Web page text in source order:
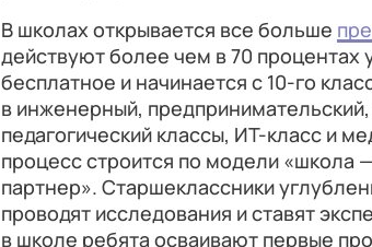
В школах открывается все больше
действуют более чем в 70 процентах
бесплатное и начинается с 10-го
в инженерный,
педагогический классы, ИТ-класс и
процесс строится по модели «школа
партнер». Старшеклассники
проводят исследования и ставят
в школе ребята осваивают первые